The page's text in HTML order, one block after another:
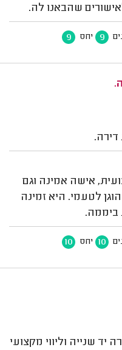
שהבאנו לה.
9 יחס 9
דירה.
אישה אמינה וגם
לטעמי. היא זמינה
ביממה.
10 יחס 10
יד שנייה וליווי מקצועי